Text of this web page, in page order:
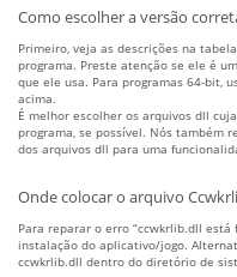
Como escolher a versão
Primeiro, veja as descrições na
programa. Preste atenção se ele é
que ele usa. Para programas 64-bit,
acima.
É melhor escolher os arquivos dll
programa, se possível. Nós também
dos arquivos dll para uma
Onde colocar o arquivo
Para reparar o erro “ccwkrlib.dll
instalação do aplicativo/jogo.
ccwkrlib.dll dentro do diretório de